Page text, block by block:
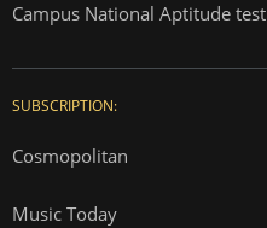
Campus National Aptitude test
SUBSCRIPTION:
Cosmopolitan
Music Today